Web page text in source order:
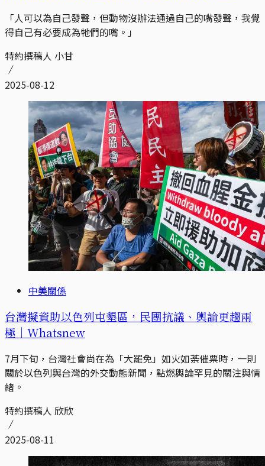
「人可以為自己發聲，但動物沒辦法通過自己的嘴發聲，我覺
得自己有必要成為牠們的嘴。」
特約撰稿人 小甘
2025-08-12
中美關係
台灣擬資助以色列屯墾區，民團抗議、輿論更趨兩
極｜Whatsnew
7月下旬，台灣社會尚在為「大罷免」如火如荼催票時，一則
關於以色列與台灣的外交動態新聞，點燃輿論罕見的關注與情
緒。
特約撰稿人 欣欣
2025-08-11